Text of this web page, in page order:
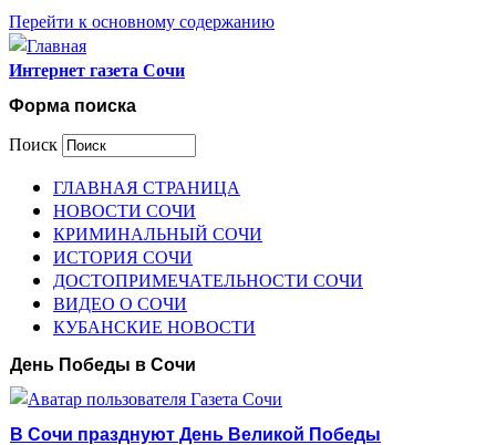
Перейти к основному содержанию
Интернет газета Сочи
Форма поиска
Поиск
ГЛАВНАЯ СТРАНИЦА
НОВОСТИ СОЧИ
КРИМИНАЛЬНЫЙ СОЧИ
ИСТОРИЯ СОЧИ
ДОСТОПРИМЕЧАТЕЛЬНОСТИ СОЧИ
ВИДЕО О СОЧИ
КУБАНСКИЕ НОВОСТИ
День Победы в Сочи
В Сочи празднуют День Великой Победы